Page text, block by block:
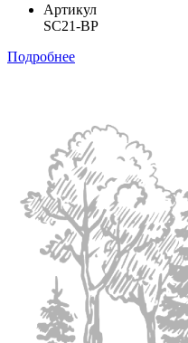
Артикул
SC21-BP
Подробнее